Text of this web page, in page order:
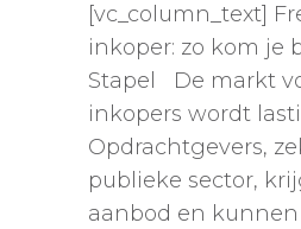
[vc_column_text]
inkoper: zo kom je
Stapel De markt
inkopers wordt
Opdrachtgevers,
publieke sector,
aanbod en kunnen